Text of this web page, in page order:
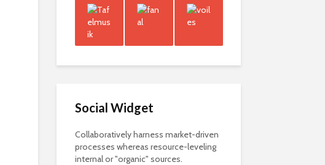
Social Widget
Collaboratively harness market-driven
processes whereas resource-leveling
internal or "organic" sources.